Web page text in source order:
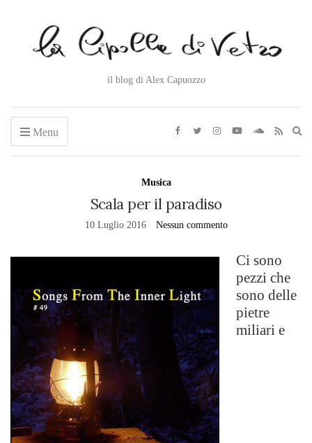
il blog di Alex Capuozzo
Menu
Musica
Scala per il paradiso
10 Luglio 2016 Nessun commento
Ci sono
pezzi che
sono delle
pietre
miliari e